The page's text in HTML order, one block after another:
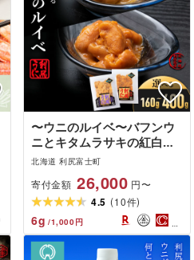
〜ウニのルイベ〜バフンウ
ニとキタムラサキの紅白セ
ット 選べる計160g〜400g
るさと納税 利尻富士町 ふる
さと納税 北海道 海鮮 北海
道 海鮮 うに 生うに 北海道
うに 雲丹 通販 ギフト
北海道 利尻富士町
寄付金額 26,000 円〜
4.5 (10件)
6g /1,000円